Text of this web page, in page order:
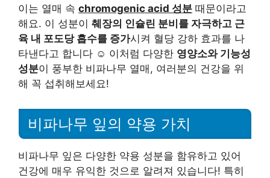
이는 열매 속 chromogenic acid 성분 때문이라고
해요. 이 성분이 췌장의 인슐린 분비를 자극하고 근
육 내 포도당 흡수를 증가시켜 혈당 강하 효과를 나
타낸다고 합니다 ☺️ 이처럼 다양한 영양소와 기능성
성분이 풍부한 비파나무 열매, 여러분의 건강을 위
해 꼭 섭취해보세요!
비파나무 잎의 약용 가치
비파나무 잎은 다양한 약용 성분을 함유하고 있어
건강에 매우 유익한 것으로 알려져 있습니다! 특히